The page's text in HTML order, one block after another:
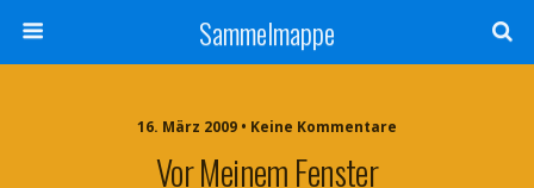
Sammelmappe
16. März 2009 • Keine Kommentare
Vor Meinem Fenster